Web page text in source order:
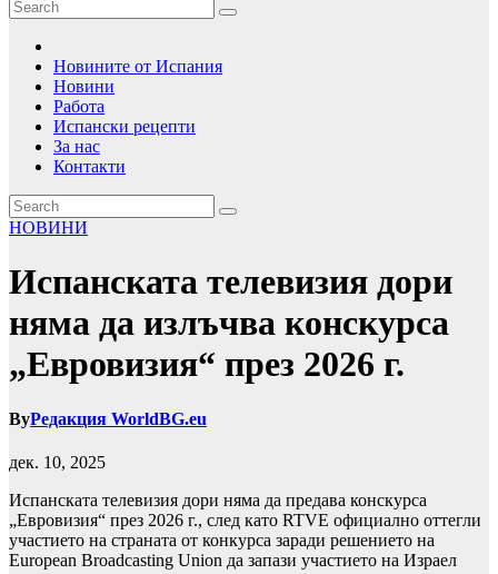
Новините от Испания
Новини
Работа
Испански рецепти
За нас
Контакти
НОВИНИ
Испанската телевизия дори
няма да излъчва конскурса
„Евровизия“ през 2026 г.
ByРедакция WorldBG.eu
дек. 10, 2025
Испанската телевизия дори няма да предава конскурса
„Евровизия“ през 2026 г., след като RTVE официално оттегли
участието на страната от конкурса заради решението на
European Broadcasting Union да запази участието на Израел